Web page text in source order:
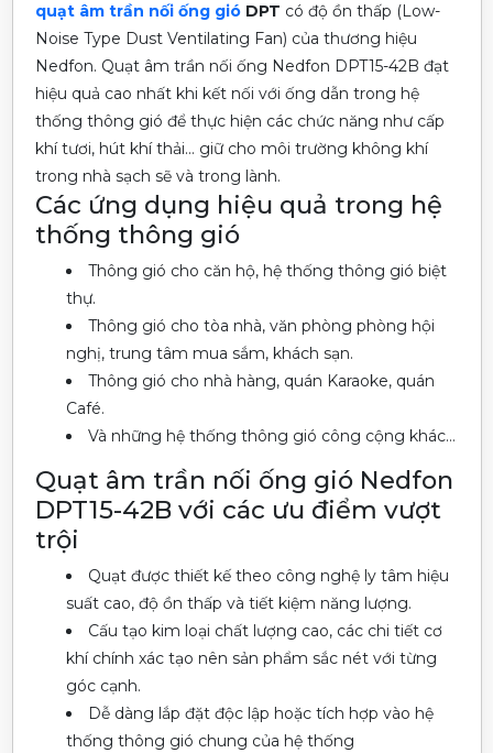
quạt âm trần nối ống gióDPT có độ ồn thấp (Low-
Noise Type Dust Ventilating Fan) của thương hiệu
Nedfon. Quạt âm trần nối ống Nedfon DPT15-42B đạt
hiệu quả cao nhất khi kết nối với ống dẫn trong hệ
thống thông gió để thực hiện các chức năng như cấp
khí tươi, hút khí thải… giữ cho môi trường không khí
trong nhà sạch sẽ và trong lành.
Các ứng dụng hiệu quả trong hệ
thống thông gió
Thông gió cho căn hộ, hệ thống thông gió biệt
thự.
Thông gió cho tòa nhà, văn phòng phòng hội
nghị, trung tâm mua sắm, khách sạn.
Thông gió cho nhà hàng, quán Karaoke, quán
Café.
Và những hệ thống thông gió công cộng khác…
Quạt âm trần nối ống gió Nedfon
DPT15-42B với các ưu điểm vượt
trội
Quạt được thiết kế theo công nghệ ly tâm hiệu
suất cao, độ ồn thấp và tiết kiệm năng lượng.
Cấu tạo kim loại chất lượng cao, các chi tiết cơ
khí chính xác tạo nên sản phẩm sắc nét với từng
góc cạnh.
Dễ dàng lắp đặt độc lập hoặc tích hợp vào hệ
thống thông gió chung của hệ thống